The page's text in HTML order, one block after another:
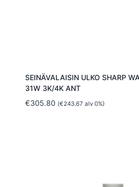
SEINÄVALAISIN ULKO SHARP
31W 3K/4K ANT
€305.80 (€243.67 alv 0%)